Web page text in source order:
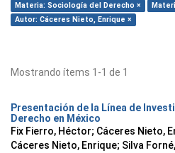
Materia: Sociología del Derecho ×
Autor: Cáceres Nieto, Enrique ×
Mostrando ítems 1-1 de 1
Presentación de la Línea de
Derecho en México
Fix Fierro, Héctor; Cáceres Nieto,
Cáceres Nieto, Enrique; Silva